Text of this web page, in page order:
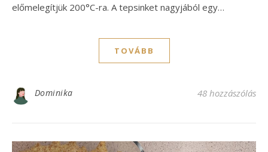
előmelegítjük 200°C-ra. A tepsinket nagyjából egy…
TOVÁBB
Dominika 48 hozzászólás